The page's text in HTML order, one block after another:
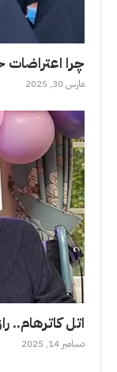
چرا اعتراضات
مارس 30, 2025
اتل کاترهام..
دسامبر 14, 2025